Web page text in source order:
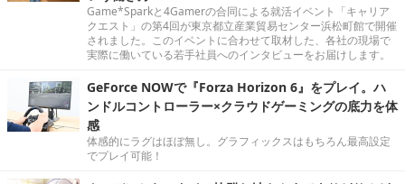
Game*Sparkと4Gamerの合同による就活イベント「キャリア
クエスト」の第4回が東京都立産業貿易センター浜松町館で開催
されました。このイベントに合わせて取材した、各社の現場で
実際に働いている若手社員へのインタビューをお届けします。
GeForce NOWで『Forza Horizon 6』をプレイ。ハ
ンドルコントローラー×クラウドゲーミングの底力を体
感
体感的にラグはほぼ無し。グラフィックスはもちろん最高設定
でプレイ可能！